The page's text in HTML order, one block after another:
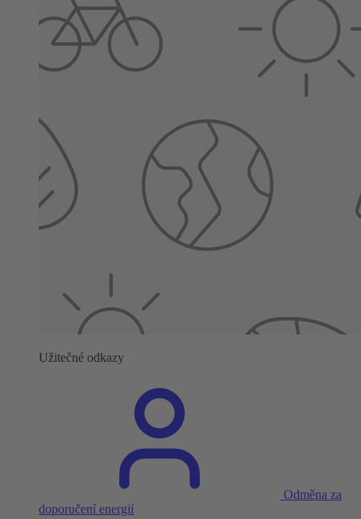
Užitečné odkazy
Odměna za
doporučení energií